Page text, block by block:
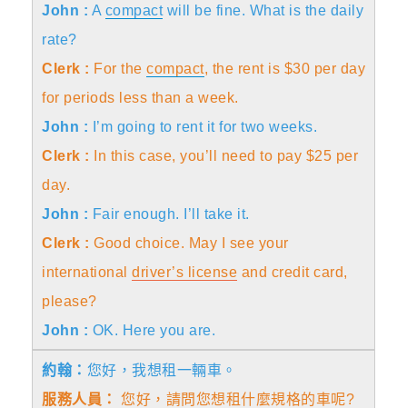
John : A compactwill be fine. What is the daily
rate?
Clerk : For the compact, the rent is $30 per day
for periods less than a week.
John :
I’m going to rent it for two weeks.
Clerk : In this case, you’ll need to pay $25 per
day.
John : Fair enough. I’ll take it.
Clerk : Good choice. May I see your
international driver’s license and credit card,
please?
John : OK. Here you are.
約翰： 您好，我想租一輛車。
服務人員：
您好，請問您想租什麼規格的車呢?